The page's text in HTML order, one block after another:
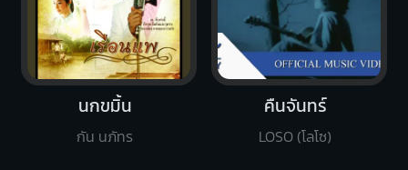
นกขมิ้น
กัน นภัทร
คืนจันทร์
LOSO (โลโซ)